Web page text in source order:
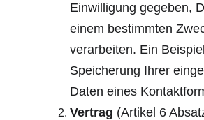
Einwilligung gegeben,
einem bestimmten
verarbeiten. Ein
Speicherung Ihrer
Daten eines
Vertrag (Artikel 6